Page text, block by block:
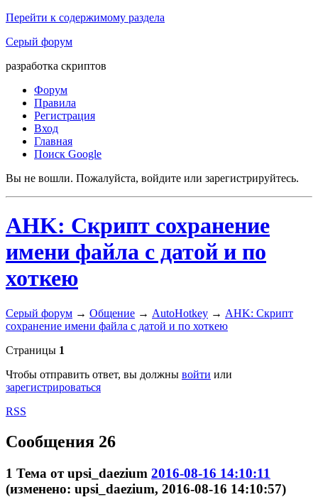
Перейти к содержимому раздела
Серый форум
разработка скриптов
Форум
Правила
Регистрация
Вход
Главная
Поиск Google
Вы не вошли. Пожалуйста, войдите или зарегистрируйтесь.
AHK: Скрипт сохранение
имени файла с датой и по
хоткею
Серый форум → Общение → AutoHotkey → AHK: Скрипт
сохранение имени файла с датой и по хоткею
Страницы 1
Чтобы отправить ответ, вы должны войти или
зарегистрироваться
RSS
Сообщения 26
1 Тема отupsi_daezium 2016-08-16 14:10:11
(изменено: upsi_daezium, 2016-08-16 14:10:57)